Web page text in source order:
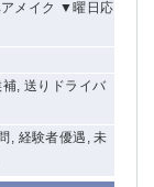
アメイク ▼曜日応
, 送りドライバ
, 経験者優遇, 未